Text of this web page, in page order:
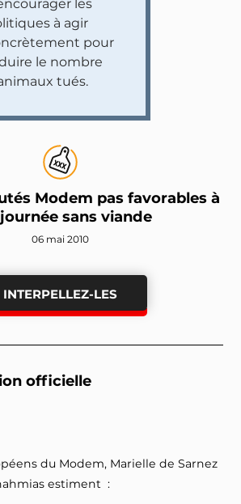
les
à agir
pour
le nombre
tués.
Modem pas favorables à
sans viande
06 mai 2010
INTERPELLEZ-LES
officielle
du Modem, Marielle de Sarnez
estiment :